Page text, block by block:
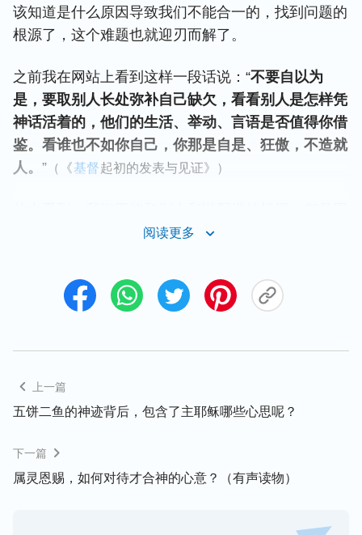
该知道是什么原因导致我们不能合一的，找到问题的
根源了，这个难题也就迎刃而解了。
之前我在网站上看到这样一段话说：“不要自以为
是，要取别人长处弥补自己缺欠，看看别人是怎样凭
神话活着的，他们的生活、举动、言语是否值得你借
鉴。看谁也不如你自己，你那是自是、狂傲，不造就
人。 ” （《基督起初的发表与见证》）
着我们身上的败坏性情。我们被撒但败坏至深，不管
都是狂妄自是的，习惯了以自我为中心，说什么、做
什么都是“我”字当头，就像“我认为……我觉得……我
静，没与别人发生什么争执，但在心里和别人是对立
的，因我们活在了败坏性情中，随之我们的情形就会
去了，我们凭撒但败坏性情活着给自己和别人带来的
都是压抑和痛苦！
主持人（向光）：是的，我们要想与别人和谐配搭，
阅读更多
上一篇
五饼二鱼的神迹背后，包含了主耶稣哪些心思呢？
下一篇
属灵恩赐，如何对待才合神的心意？（有声读物）